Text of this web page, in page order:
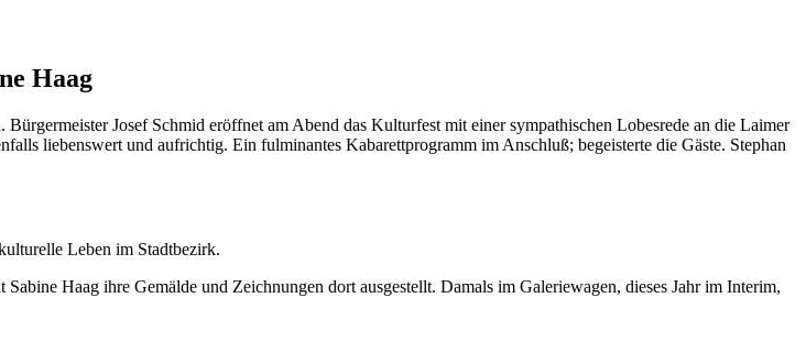
Haag
Josef Schmid eröffnet am Abend das Kulturfest mit einer sympathischen Lobesrede an die Laimer
liebenswert und aufrichtig. Ein fulminantes Kabarettprogramm im Anschluß; begeisterte die Gäste. Stephan
Leben im Stadtbezirk.
Haag ihre Gemälde und Zeichnungen dort ausgestellt. Damals im Galeriewagen, dieses Jahr im Interim,